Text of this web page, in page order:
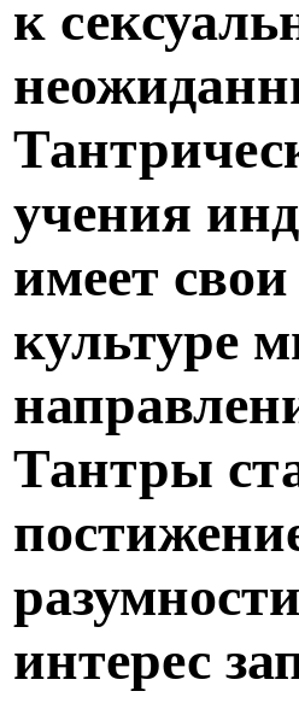
к
учения
имеет
культуре
Тантры
интерес